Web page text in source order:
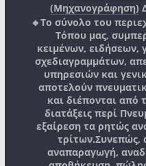
(Μηχανογράφηση)
🔸Το σύνολο του
Τόπου μας,
κειμένων,
σχεδιαγραμμάτων,
υπηρεσιών και
αποτελούν
και διέπονται από
διατάξεις περί
εξαίρεση τα ρητώς
τρίτων.Συνεπώς,
αναπαραγωγή,